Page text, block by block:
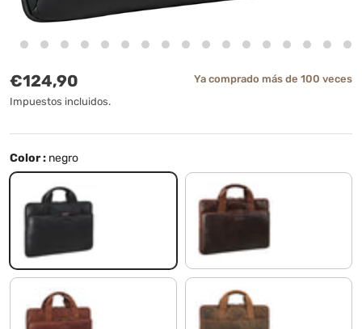
Precio normal
€124,90
Impuestos incluidos.
Ya comprado más de 100 veces
Color : negro
negro kansas - marrón